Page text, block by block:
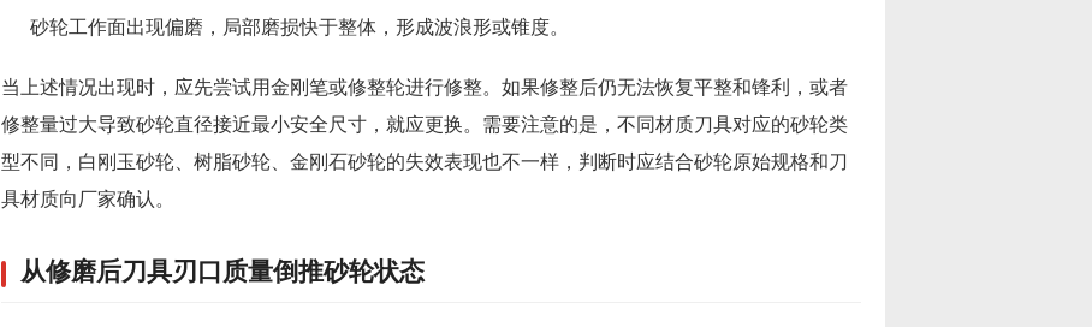
砂轮工作面出现偏磨，局部磨损快于整体，形成波浪形或锥度。
当上述情况出现时，应先尝试用金刚笔或修整轮进行修整。如果修整后仍无法恢复平整和锋利，或者
修整量过大导致砂轮直径接近最小安全尺寸，就应更换。需要注意的是，不同材质刀具对应的砂轮类
型不同，白刚玉砂轮、树脂砂轮、金刚石砂轮的失效表现也不一样，判断时应结合砂轮原始规格和刀
具材质向厂家确认。
从修磨后刀具刃口质量倒推砂轮状态